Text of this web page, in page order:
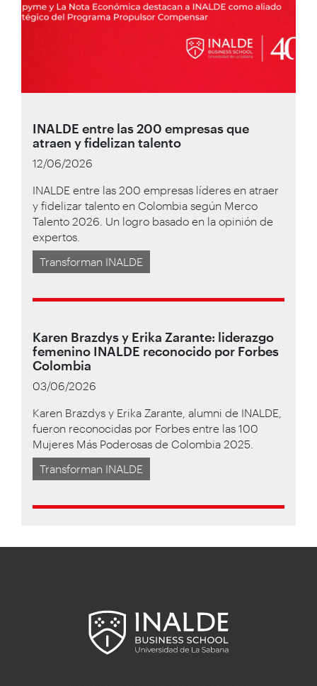
INALDE entre las 200 empresas que
atraen y fidelizan talento
12/06/2026
INALDE entre las 200 empresas líderes en atraer
y fidelizar talento en Colombia según Merco
Talento 2026. Un logro basado en la opinión de
expertos.
Transforman INALDE
Karen Brazdys y Erika Zarante: liderazgo
femenino INALDE reconocido por Forbes
Colombia
03/06/2026
Karen Brazdys y Erika Zarante, alumni de INALDE,
fueron reconocidas por Forbes entre las 100
Mujeres Más Poderosas de Colombia 2025.
Transforman INALDE